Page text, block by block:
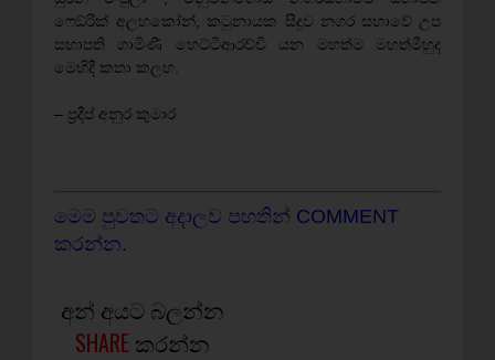
ෆෙඞ්රික් අලහකෝන්, කටුනායක සීදුව නගර සභාවේ උප
සභාපති ගාමිණී හෙට්ටිආරච්චි යන මහත්ම මහත්මීහුද
මෙහිදී කතා කලහ.
– ප‍්‍රදීප් අනුර කුමාර
මෙම පුවතට අදාලව පහතින් COMMENT
කරන්න.
අන් අයට බලන්න
SHARE කරන්න